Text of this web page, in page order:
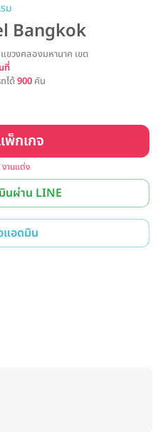
ม
Bangkok
ขวงคลองมหานาค เขต
ที่
ได้900 คัน
กเกจ
านแต่ง
ผ่าน LINE
แอดมิน